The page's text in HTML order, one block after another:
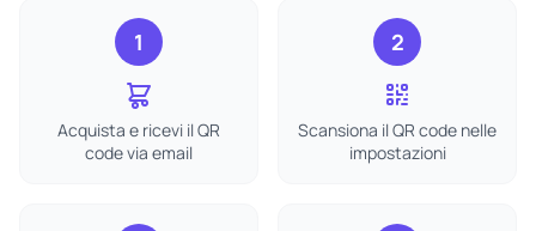
1
Acquista e ricevi il QR
code via email
2
Scansiona il QR code nelle
impostazioni